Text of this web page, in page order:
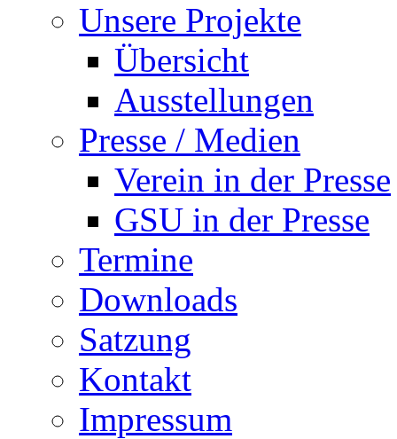
Unsere Projekte
Übersicht
Ausstellungen
Presse / Medien
Verein in der Presse
GSU in der Presse
Termine
Downloads
Satzung
Kontakt
Impressum